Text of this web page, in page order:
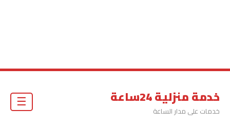
خدمة منزلية 24ساعة
خدمات على مدار الساعة
☰